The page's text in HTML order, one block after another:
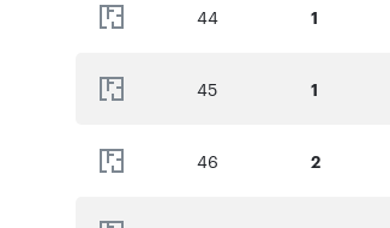
44 1
45 1
46 2